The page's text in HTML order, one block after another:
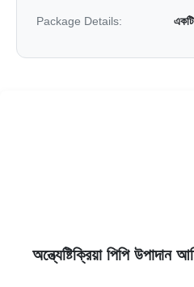
Package Details:
অন্ত্যেষ্টিক্রিয়া পিপি